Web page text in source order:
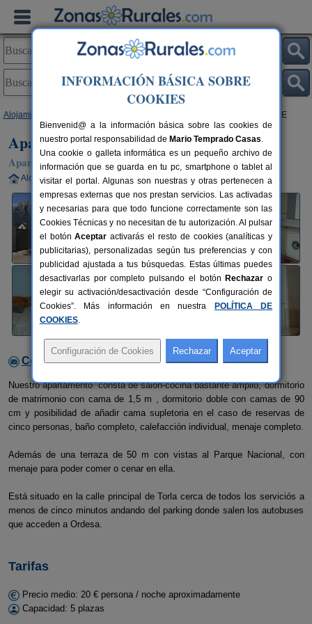
Alojamientos > Apartamento MARBORE
Apartamento MARBORE
Apartamento en Torla-Ordesa (Huesca)
Alquiler completo 5 plazas 100 km de Huesca
Contactar con el alojamiento
Nuestro apartamento consta de salón-cocina bastante amplio, dormitorio
de matrimonio con cama de 1,5 m , dormitorio doble con camas de 90
cm y posibilidad de añadir cama supletoria en el caso de reservas de
cinco personas, baño completo, calefacción individual, menaje completo.
Además de una terraza de 50 m con vistas al Parque Nacional, con
menaje para poder comer o cenar en ella.
Está situado en la calle principal de Torla cerca de todos los serviciós a
menos de cinco minutos andando del parking donde salen los autobuses
que acceden a Ordesa.
Tarifas
Precio medio: 20 € persona / noche aproximadamente
Capacidad: 5 plazas
INFORMACIÓN BÁSICA SOBRE
COOKIES
Bienvenid@ a la información básica sobre las cookies de
nuestro portal responsabilidad de Mario Temprado Casas.
Una cookie o galleta informática es un pequeño archivo de
información que se guarda en tu pc, smartphone o tablet al
visitar el portal. Algunas son nuestras y otras pertenecen a
empresas externas que nos prestan servicios. Las activadas
y necesarias para que todo funcione correctamente son las
Cookies Técnicas y no necesitan de tu autorización. Al pulsar
el botónAceptar activarás el resto de cookies (analíticas y
publicitarias), personalizadas según tus preferencias y con
publicidad ajustada a tus búsquedas. Estas últimas puedes
desactivarlas por completo pulsando el botón Rechazar o
elegir su activación/desactivación desde “Configuración de
Cookies”. Más información en nuestra
POLÍTICA DE
COOKIES.